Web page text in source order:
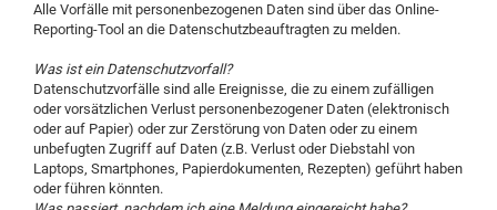
Alle Vorfälle mit personenbezogenen Daten sind über das Online-
Reporting-Tool an die Datenschutzbeauftragten zu melden.
Was ist ein Datenschutzvorfall?
Datenschutzvorfälle sind alle Ereignisse, die zu einem zufälligen
oder vorsätzlichen Verlust personenbezogener Daten (elektronisch
oder auf Papier) oder zur Zerstörung von Daten oder zu einem
unbefugten Zugriff auf Daten (z.B. Verlust oder Diebstahl von
Laptops, Smartphones, Papierdokumenten, Rezepten) geführt haben
oder führen könnten.